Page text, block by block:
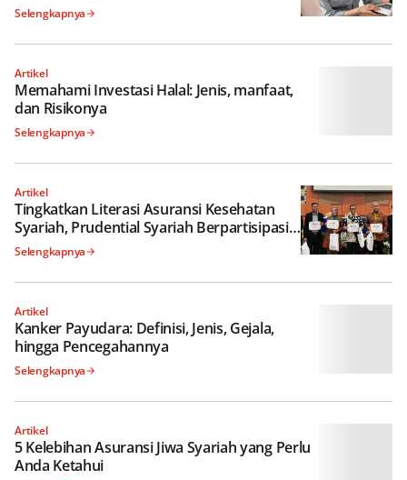
Selengkapnya
Artikel
Memahami Investasi Halal: Jenis, manfaat,
dan Risikonya
Selengkapnya
Artikel
Tingkatkan Literasi Asuransi Kesehatan
Syariah, Prudential Syariah Berpartisipasi
dalam JIHEC 2023
Selengkapnya
Artikel
Kanker Payudara: Definisi, Jenis, Gejala,
hingga Pencegahannya
Selengkapnya
Artikel
5 Kelebihan Asuransi Jiwa Syariah yang
Perlu Anda Ketahui